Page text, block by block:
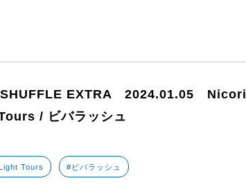
SHUFFLE EXTRA 2024.01.05 Nicori
/ ビバラッシュ
Tours #ビバラッシュ